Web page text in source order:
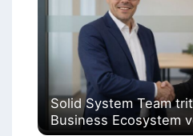
Solid System Team
Business Ecosystem